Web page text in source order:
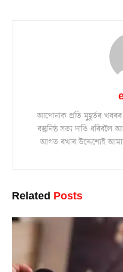
আপোনাক প্ৰতি মুহূৰ্তৰ
বস্তুনিষ্ঠ সত্য দাঙি
আগত ৰখাৰ উদ্দেশ্যেই
Related Posts